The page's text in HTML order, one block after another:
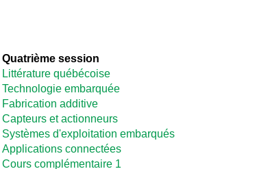
Quatrième session
Littérature québécoise
Technologie embarquée
Fabrication additive
Capteurs et actionneurs
Systèmes d'exploitation embarqués
Applications connectées
Cours complémentaire 1